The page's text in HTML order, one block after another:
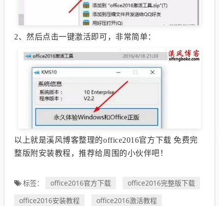
2、然后点击一键激活即可，非常简单：
以上就是溪风博客整理的office2016官方下载 免费完
整版附安装教程，推荐给周围的小伙伴吧！
标签： office2016官方下载
office2016完整版下载
office2016安装教程
office2016激活教程